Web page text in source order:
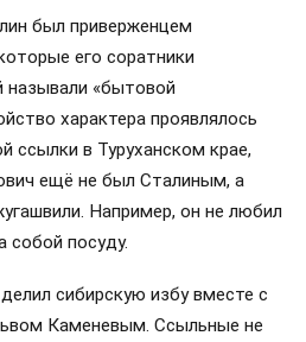
был приверженцем
его соратники
«бытовой
характера проявлялось
ссылки в Туруханском крае,
ещё не был Сталиным, а
Например, он не любил
собой посуду.
сибирскую избу вместе с
Каменевым. Ссыльные не